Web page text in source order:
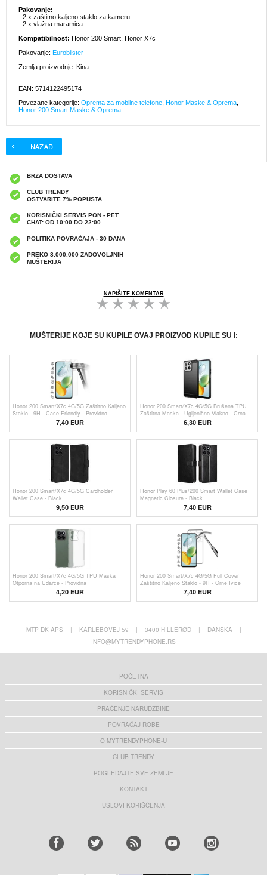
Pakovanje:
- 2 x zaštitno kaljeno staklo za kameru
- 2 x vlažna maramica
Kompatibilnost: Honor 200 Smart, Honor X7c
Pakovanje: Euroblister
Zemlja proizvodnje: Kina
EAN: 5714122495174
Povezane kategorije: Oprema za mobilne telefone Honor Maske & Oprema
Honor 200 Smart Maske & Oprema
BRZA DOSTAVA
CLUB TRENDY
OSTVARITE 7% POPUSTA
KORISNIČKI SERVIS PON - PET
CHAT: OD 10:00 DO 22:00
POLITIKA POVRAĆAJA - 30 DANA
PREKO 8.000.000 ZADOVOLJNIH
MUŠTERIJA
NAPIŠITE KOMENTAR
MUŠTERIJE KOJE SU KUPILE OVAJ PROIZVOD KUPILE SU I:
Honor 200 Smart/X7c 4G/5G Zaštitno Kaljeno
Staklo - 9H - Case Friendly - Providno
7,40 EUR
Honor 200 Smart/X7c 4G/5G Brušena TPU
Zaštitna Maska - Ugljenično Vlakno - Crna
6,30 EUR
Honor 200 Smart/X7c 4G/5G Cardholder
Wallet Case - Black
9,50 EUR
Honor Play 60 Plus/200 Smart Wallet Case
Magnetic Closure - Black
7,40 EUR
Honor 200 Smart/X7c 4G/5G TPU Maska
Otporna na Udarce - Providna
4,20 EUR
Honor 200 Smart/X7c 4G/5G Full Cover
Zaštitno Kaljeno Staklo - 9H - Crne Ivice
7,40 EUR
MTP DK APS | KARLEBOVEJ 59 | 3400 HILLERØD | DANSKA
|
INFO@MYTRENDYPHONE.RS
POČETNA
KORISNIČKI SERVIS
PRAĆENJE NARUDŽBINE
POVRAĆAJ ROBE
O MYTRENDYPHONE-U
CLUB TRENDY
POGLEDAJTE SVE ZEMLJE
KONTAKT
USLOVI KORIŠĆENJA